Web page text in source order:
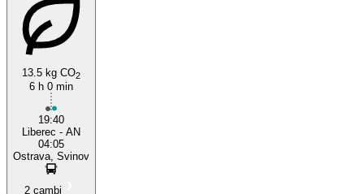
13.5 kg CO2
6 h 0 min
19:40
Liberec - AN
04:05
Ostrava, Svinov
2 cambi